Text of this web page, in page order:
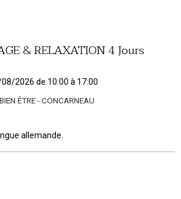
& RELAXATION 4 Jours
2026 de 10:00 à 17:00
ÊTRE - CONCARNEAU
allemande.